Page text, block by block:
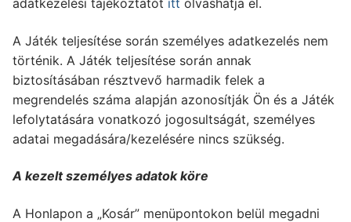
A Játék teljesítése során személyes adatkezelés nem
történik. A Játék teljesítése során annak
biztosításában résztvevő harmadik felek a
megrendelés száma alapján azonosítják Ön és a Játék
lefolytatására vonatkozó jogosultságát, személyes
adatai megadására/kezelésére nincs szükség.
A kezelt személyes adatok köre
A Honlapon a „Kosár” menüpontokon belül megadni